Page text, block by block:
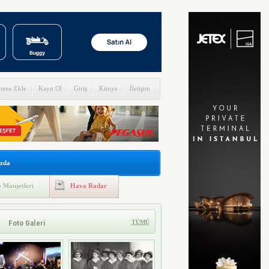
Ekle Kayıt Ol Giriş Künye İletişim
Manşetleri Hava Radar
Foto Galeri TÜMÜ